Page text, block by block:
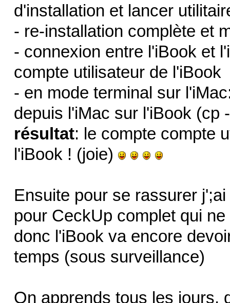
d'installation et lancer
- re-installation complète et
- connexion entre l'iBook et
compte utilisateur de l'iBook
- en mode terminal sur
depuis l'iMac sur l'iBook (cp
résultat: le compte compte
l'iBook ! (joie)
Ensuite pour se rassurer
pour CeckUp complet qui
donc l'iBook va encore
temps (sous surveillance)
On apprends tous les jours,